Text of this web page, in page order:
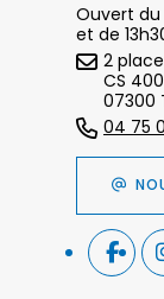
Ouvert du
et de
2
CS
07300
04 75